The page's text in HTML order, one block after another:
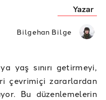
Yazar
Bilgehan Bilge
yaş sınırı getirmeyi,
çevrimiçi zararlardan
Bu düzenlemelerin